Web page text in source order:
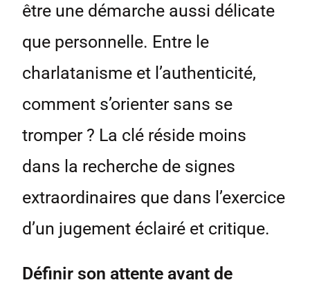
être une démarche aussi délicate
que personnelle. Entre le
charlatanisme et l’authenticité,
comment s’orienter sans se
tromper ? La clé réside moins
dans la recherche de signes
extraordinaires que dans l’exercice
d’un jugement éclairé et critique.
Définir son attente avant de